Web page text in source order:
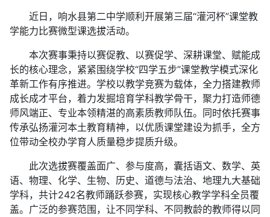
近日，响水县第二中学顺利开展第三届“灌河杯”课堂教
学能力比赛微型课选拔活动。
本次赛事秉持以赛促教、以赛促学、深耕课堂、赋能成
长的核心理念，紧紧围绕学校“四学五步”课堂教学模式深化
革新工作有序推进。学校以教学竞赛为载体，全力搭建教师
成长成才平台，着力发掘培育学科教学骨干，聚力打造师德
师风端正、专业本领精湛的高素质教师队伍。同时依托赛事
传承弘扬灌河本土教育精神，以优质课堂建设为抓手，全方
位带动全校办学育人质量稳步提质升级。
此次选拔赛覆盖面广、参与度高，囊括语文、数学、英
语、物理、化学、生物、历史、道德与法治、地理九大基础
学科，共计242名教师踊跃参赛，实现核心教学学科全员覆
盖。广泛的参赛范围，让不同学科、不同教龄的教师得以同